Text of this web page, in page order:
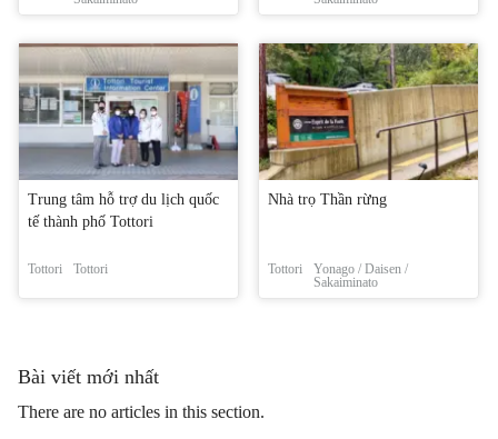
Trung tâm hỗ trợ du lịch quốc
tế thành phố Tottori
Tottori Tottori
Nhà trọ Thần rừng
Tottori
Yonago / Daisen /
Sakaiminato
Bài viết mới nhất
There are no articles in this section.